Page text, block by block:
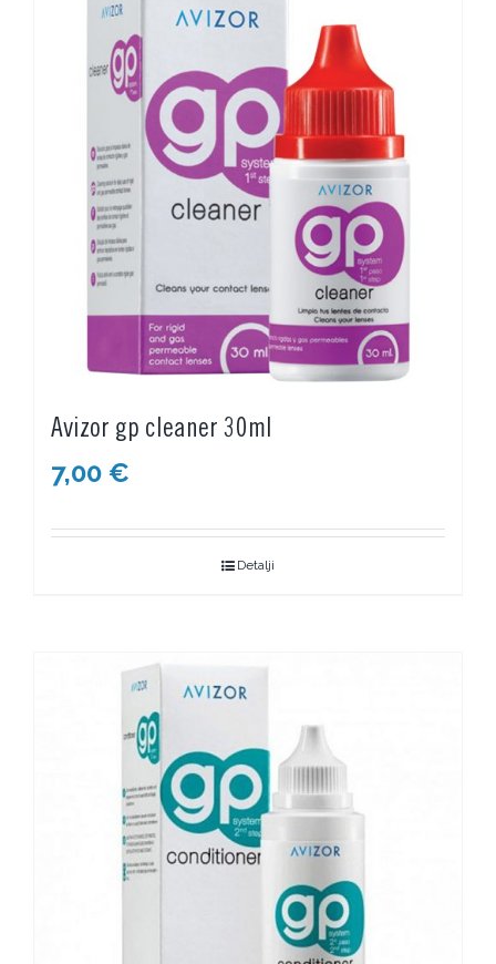
Avizor gp cleaner 30ml
7,00 €
Detalji